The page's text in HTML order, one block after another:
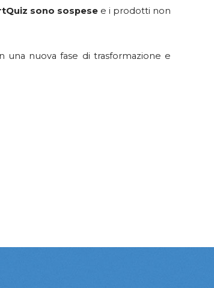
sono sospesee i prodotti non
nuova fase di trasformazione e